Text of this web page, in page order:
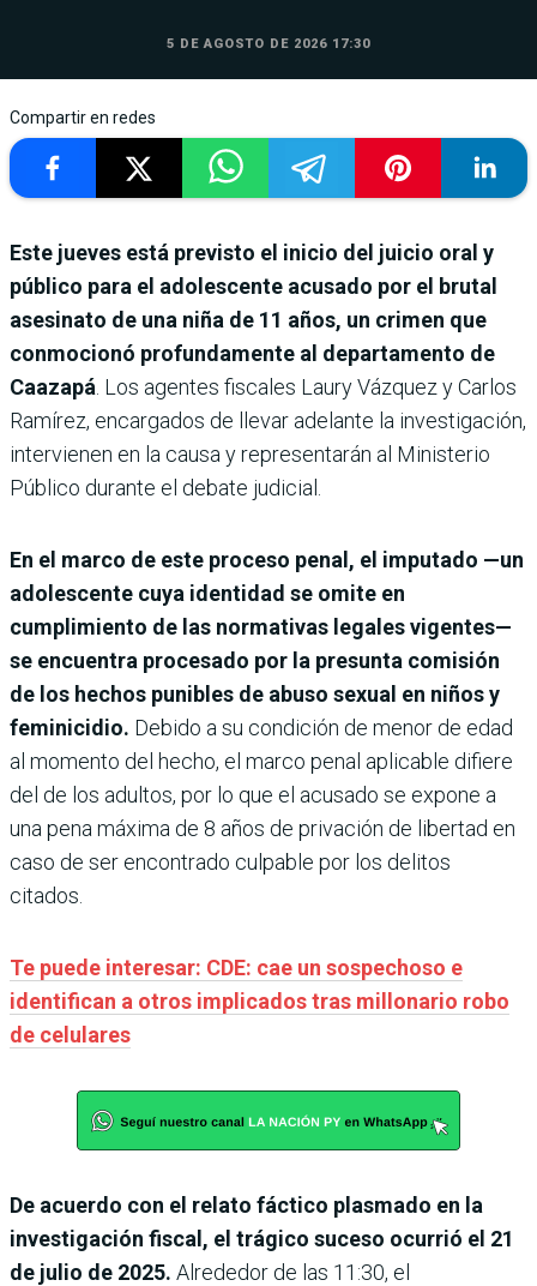
5 DE AGOSTO DE 2026 17:30
Compartir en redes
Este jueves está previsto el inicio del juicio oral y
público para el adolescente acusado por el brutal
asesinato de una niña de 11 años, un crimen que
conmocionó profundamente al departamento de
Caazapá. Los agentes fiscales Laury Vázquez y Carlos
Ramírez, encargados de llevar adelante la investigación,
intervienen en la causa y representarán al Ministerio
Público durante el debate judicial.
En el marco de este proceso penal, el imputado —un
adolescente cuya identidad se omite en
cumplimiento de las normativas legales vigentes—
se encuentra procesado por la presunta comisión
de los hechos punibles de abuso sexual en niños y
feminicidio. Debido a su condición de menor de edad
al momento del hecho, el marco penal aplicable difiere
del de los adultos, por lo que el acusado se expone a
una pena máxima de 8 años de privación de libertad en
caso de ser encontrado culpable por los delitos
citados.
Te puede interesar: CDE: cae un sospechoso e
identifican a otros implicados tras millonario robo
de celulares
De acuerdo con el relato fáctico plasmado en la
investigación fiscal, el trágico suceso ocurrió el 21
de julio de 2025. Alrededor de las 11:30, el